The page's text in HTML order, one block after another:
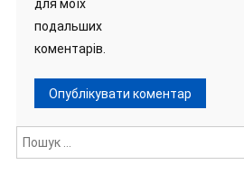
для моїх
подальших
коментарів.